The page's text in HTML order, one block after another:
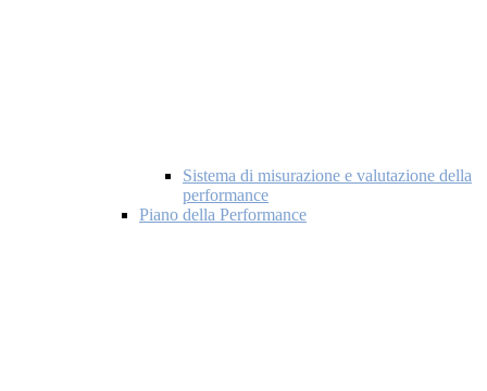
Sistema di misurazione e valutazione della
performance
Piano della Performance